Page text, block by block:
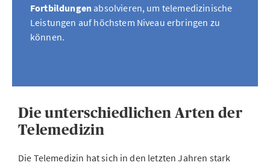
Fortbildungen absolvieren, um telemedizinische
Leistungen auf höchstem Niveau erbringen zu
können.
Die unterschiedlichen Arten der
Telemedizin
Die Telemedizin hat sich in den letzten Jahren stark